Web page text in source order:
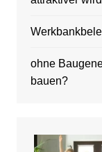
ohne
bauen?